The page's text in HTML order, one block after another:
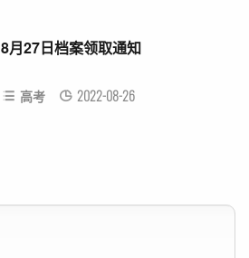
8月27日档案领取通知
高考 2022-08-26